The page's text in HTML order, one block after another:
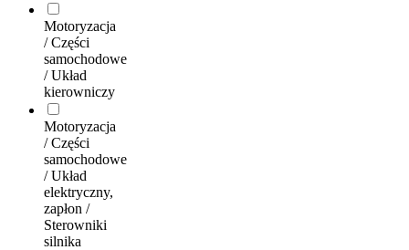
Motoryzacja
/ Części
samochodowe
/ Układ
kierowniczy
Motoryzacja
/ Części
samochodowe
/ Układ
elektryczny,
zapłon /
Sterowniki
silnika